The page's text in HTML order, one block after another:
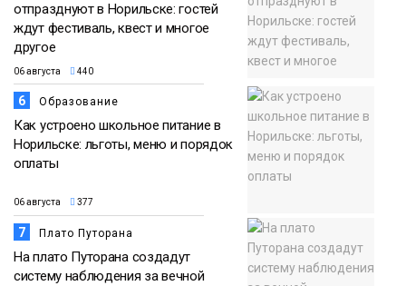
отпразднуют в Норильске: гостей
ждут фестиваль, квест и многое
другое
06 августа 440
6 Образование
Как устроено школьное питание в
Норильске: льготы, меню и порядок
оплаты
06 августа 377
7 Плато Путорана
На плато Путорана создадут
систему наблюдения за вечной